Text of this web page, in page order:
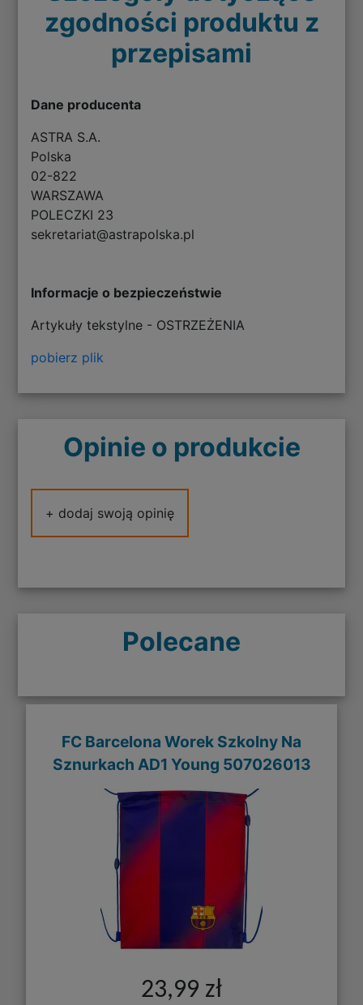
zgodności produktu z
przepisami
Dane producenta
ASTRA S.A.
Polska
02-822
WARSZAWA
POLECZKI 23
sekretariat@astrapolska.pl
Informacje o bezpieczeństwie
Artykuły tekstylne - OSTRZEŻENIA
pobierz plik
Opinie o produkcie
+ dodaj swoją opinię
Polecane
FC Barcelona Worek Szkolny Na
Sznurkach AD1 Young 507026013
23,99 zł